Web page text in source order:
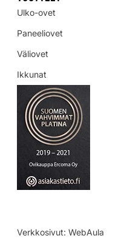
Ulko-ovet
Paneeliovet
Väliovet
Ikkunat
Verkkosivut: WebAula